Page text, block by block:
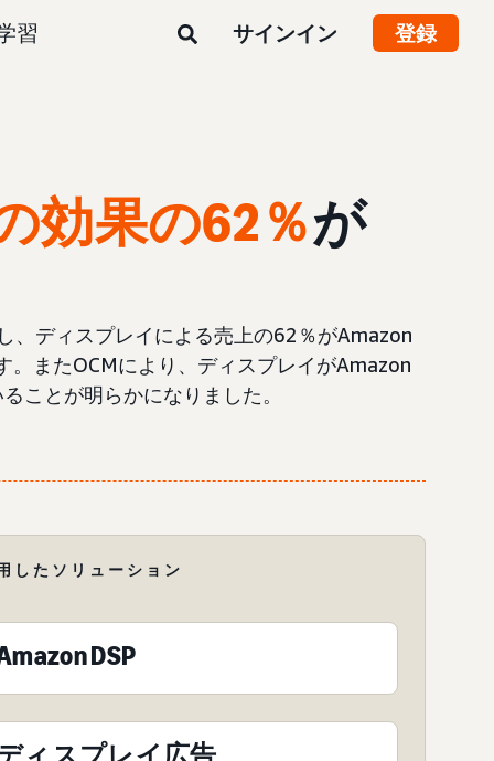
習 サインイン 登録
効果の62％が
、ディスプレイによる売上の62％がAmazon
またOCMにより、ディスプレイがAmazon
ことが明らかになりました。
したソリューション
DSP